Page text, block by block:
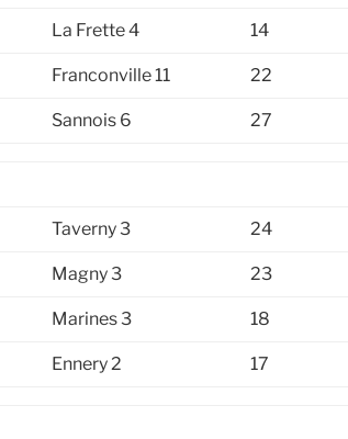
La Frette 4 14
Franconville 11 22
Sannois 6 27
Taverny 3 24
Magny 3 23
Marines 3 18
Ennery 2 17